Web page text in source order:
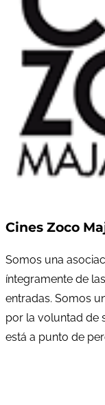
Cines Zoco
Somos una
íntegramente de
entradas. Somos
por la voluntad de
está a punto de